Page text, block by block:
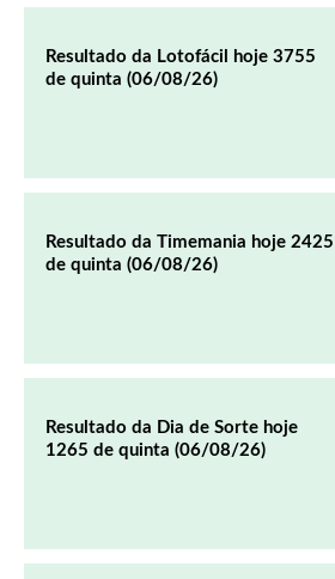
Resultado da Lotofácil hoje 3755
de quinta (06/08/26)
Resultado da Timemania hoje 2425
de quinta (06/08/26)
Resultado da Dia de Sorte hoje
1265 de quinta (06/08/26)